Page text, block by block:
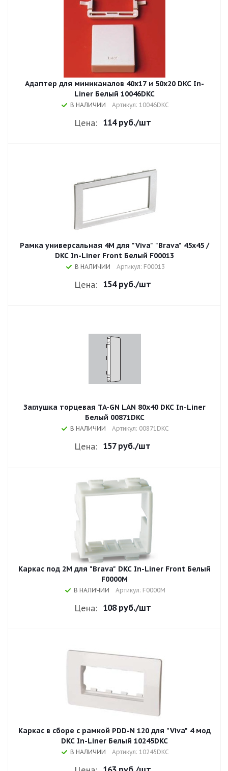
Адаптер для миниканалов 40x17 и 50x20 DKC In-
Liner Белый 10046DKC
В НАЛИЧИИ Артикул: 10046DKC
Цена: 114 руб./шт
Рамка универсальная 4М для "Viva" "Brava" 45x45 /
DKC In-Liner Front Белый F00013
В НАЛИЧИИ Артикул: F00013
Цена: 154 руб./шт
Заглушка торцевая TA-GN LAN 80x40 DKC In-Liner
Белый 00871DKC
В НАЛИЧИИ Артикул: 00871DKC
Цена: 157 руб./шт
Каркас под 2М для "Brava" DKC In-Liner Front Белый
F0000M
В НАЛИЧИИ Артикул: F0000M
Цена: 108 руб./шт
Каркас в сборе с рамкой PDD-N 120 для "Viva" 4 мод
DKC In-Liner Белый 10245DKC
В НАЛИЧИИ Артикул: 10245DKC